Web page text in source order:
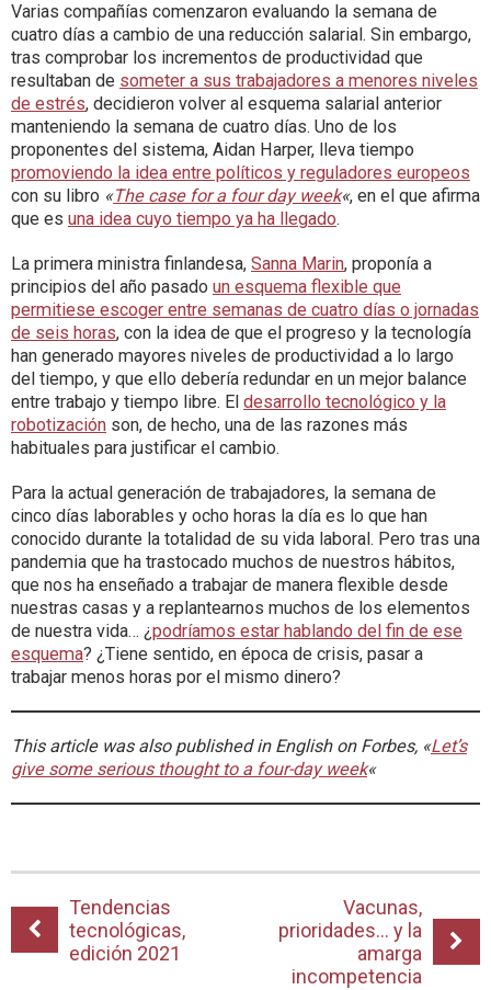
Varias compañías comenzaron evaluando la semana de
cuatro días a cambio de una reducción salarial. Sin embargo,
tras comprobar los incrementos de productividad que
resultaban de someter a sus trabajadores a menores niveles
de estrés, decidieron volver al esquema salarial anterior
manteniendo la semana de cuatro días. Uno de los
proponentes del sistema, Aidan Harper, lleva tiempo
promoviendo la idea entre políticos y reguladores europeos
con su libro «The case for a four day week«, en el que afirma
que es una idea cuyo tiempo ya ha llegado.
La primera ministra finlandesa, Sanna Marin, proponía a
principios del año pasado un esquema flexible que
permitiese escoger entre semanas de cuatro días o jornadas
de seis horas, con la idea de que el progreso y la tecnología
han generado mayores niveles de productividad a lo largo
del tiempo, y que ello debería redundar en un mejor balance
entre trabajo y tiempo libre. El desarrollo tecnológico y la
robotización son, de hecho, una de las razones más
habituales para justificar el cambio.
Para la actual generación de trabajadores, la semana de
cinco días laborables y ocho horas la día es lo que han
conocido durante la totalidad de su vida laboral. Pero tras una
pandemia que ha trastocado muchos de nuestros hábitos,
que nos ha enseñado a trabajar de manera flexible desde
nuestras casas y a replantearnos muchos de los elementos
de nuestra vida… ¿podríamos estar hablando del fin de ese
esquema? ¿Tiene sentido, en época de crisis, pasar a
trabajar menos horas por el mismo dinero?
This article was also published in English on Forbes, «Let’s
give some serious thought to a four-day week«
Tendencias
tecnológicas,
edición 2021
Vacunas,
prioridades… y la
amarga
incompetencia